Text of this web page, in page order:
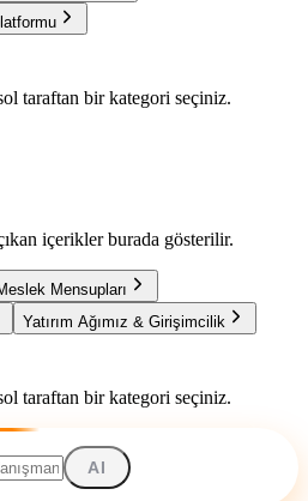
taraftan bir kategori seçiniz.
içerikler burada gösterilir.
Mensupları
Yatırım Ağımız & Girişimcilik
taraftan bir kategori seçiniz.
AI